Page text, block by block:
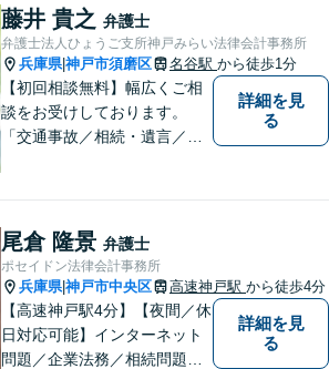
題にも迅速に対応いたしま
す。【初回無料相談】
藤井 貴之 弁護士
弁護士法人ひょうご支所神戸みらい法律会計事務所
兵庫県|神戸市須磨区 名谷駅 から徒歩1分
【初回相談無料】幅広くご相
談をお受けしております。
「交通事故／相続・遺言／離
い。公認会計士試験合格者。
【夜間・休日相談可能（要予
約）】【弁護士歴10年以上】
詳細を見
る
尾倉 隆景 弁護士
ポセイドン法律会計事務所
兵庫県|神戸市中央区 高速神戸駅 から徒歩4分
【高速神戸駅4分】【夜間／休
日対応可能】インターネット
問題／企業法務／相続問題／
詳細を見
る